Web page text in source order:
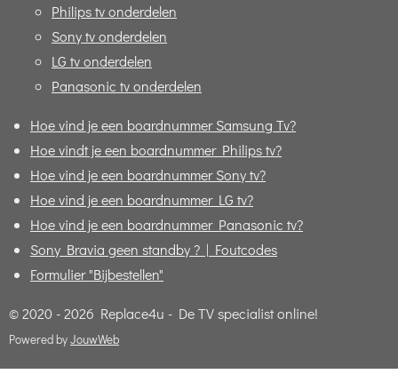
Philips tv onderdelen
Sony tv onderdelen
LG tv onderdelen
Panasonic tv onderdelen
Hoe vind je een boardnummer Samsung Tv?
Hoe vindt je een boardnummer Philips tv?
Hoe vind je een boardnummer Sony tv?
Hoe vind je een boardnummer LG tv?
Hoe vind je een boardnummer Panasonic tv?
Sony Bravia geen standby ? | Foutcodes
Formulier "Bijbestellen"
© 2020 - 2026 Replace4u - De TV specialist online!
Powered byJouwWeb